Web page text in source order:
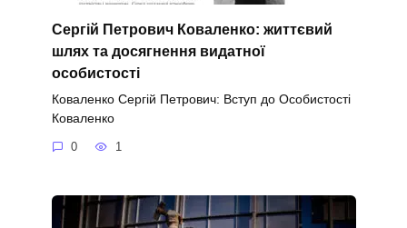
Сергій Петрович Коваленко: життєвий
шлях та досягнення видатної
особистості
Коваленко Сергій Петрович: Вступ до Особистості
Коваленко
0 1